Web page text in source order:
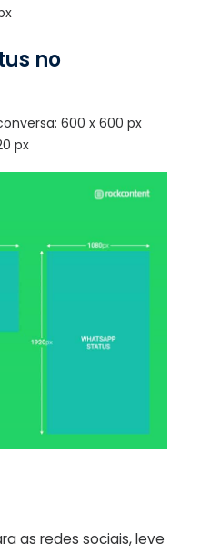
no
600 x 600 px
px
as redes sociais, leve